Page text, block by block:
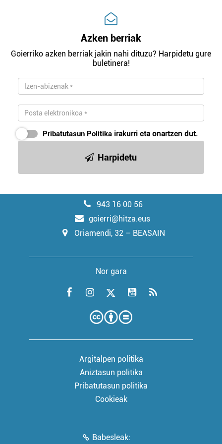
Azken berriak
Goierriko azken berriak jakin nahi dituzu? Harpidetu gure
buletinera!
Pribatutasun Politika irakurri eta onartzen dut.
Harpidetu
943 16 00 56
goierri@hitza.eus
Oriamendi, 32 – BEASAIN
Nor gara
Argitalpen politika
Aniztasun politika
Pribatutasun politika
Cookieak
Babesleak: